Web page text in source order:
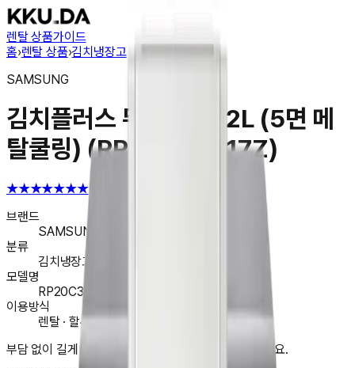
렌탈 상품가이드
홈›렌탈 상품›김치냉장고
SAMSUNG
김치플러스 뚜껑형 202L (5면 메
탈쿨링) (RP20C32417Z)
★★★★★★★★★★
브랜드
SAMSUNG
분류
김치냉장고
모델명
RP20C32417Z
이용방식
렌탈 · 할부 · 일시불 구매
부담 없이 길게 나눠서. 지금 앱에서 렌탈을 시작해 보세요.